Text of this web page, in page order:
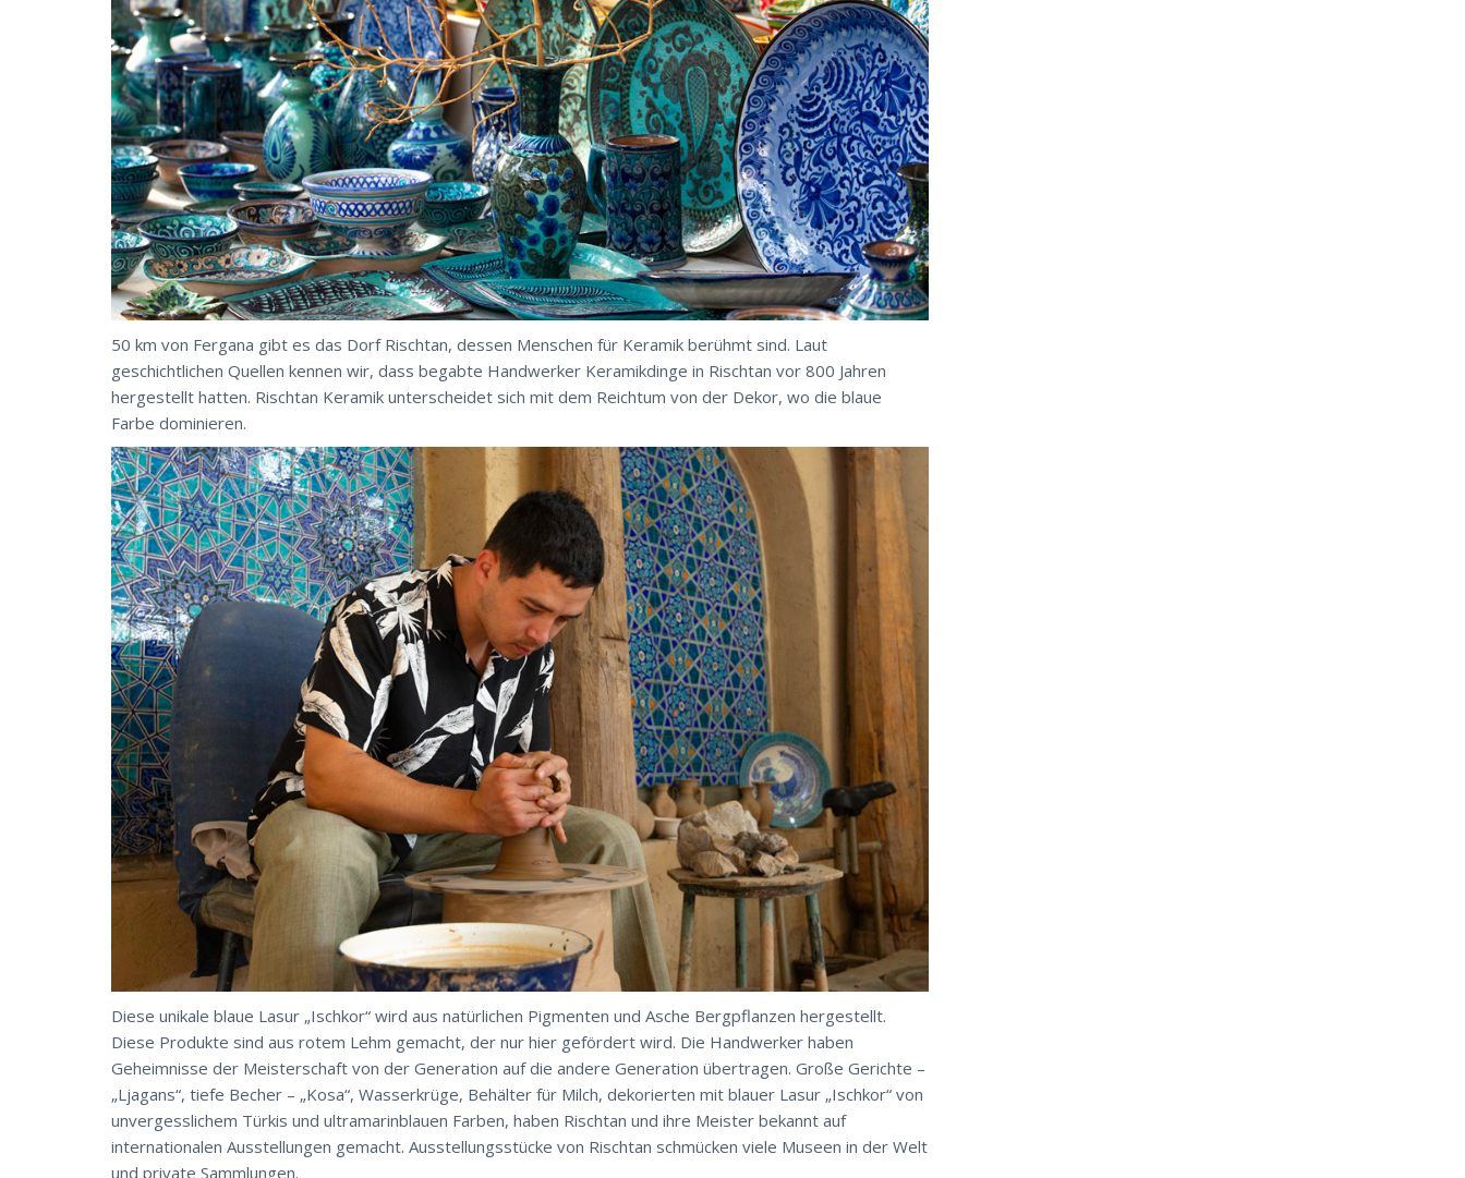
50 km von Fergana gibt es das Dorf Rischtan, dessen Menschen für Keramik berühmt sind. Laut
geschichtlichen Quellen kennen wir, dass begabte Handwerker Keramikdinge in Rischtan vor 800 Jahren
hergestellt hatten. Rischtan Keramik unterscheidet sich mit dem Reichtum von der Dekor, wo die blaue
Farbe dominieren.
Diese unikale blaue Lasur „Ischkor“ wird aus natürlichen Pigmenten und Asche Bergpflanzen hergestellt.
Diese Produkte sind aus rotem Lehm gemacht, der nur hier gefördert wird. Die Handwerker haben
Geheimnisse der Meisterschaft von der Generation auf die andere Generation übertragen. Große Gerichte –
„Ljagans“, tiefe Becher – „Kosa“, Wasserkrüge, Behälter für Milch, dekorierten mit blauer Lasur „Ischkor“ von
unvergesslichem Türkis und ultramarinblauen Farben, haben Rischtan und ihre Meister bekannt auf
internationalen Ausstellungen gemacht. Ausstellungsstücke von Rischtan schmücken viele Museen in der Welt
und private Sammlungen.